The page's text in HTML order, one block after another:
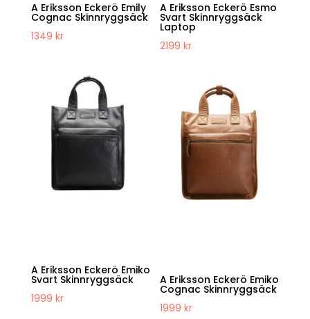
A Eriksson Eckerö Emily
Cognac Skinnryggsäck
1349 kr
A Eriksson Eckerö Esmo
Svart Skinnryggsäck
Laptop
2199kr
A Eriksson Eckerö Emiko
Svart Skinnryggsäck
1999 kr
A Eriksson Eckerö Emiko
Cognac Skinnryggsäck
1999kr